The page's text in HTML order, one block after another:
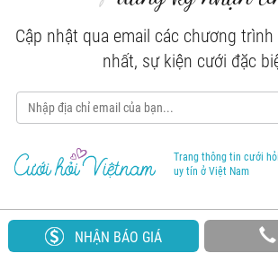
Cập nhật qua email các chương
nhất, sự kiện cưới đặc
NHẬN BÁO GIÁ
Trang thông tin cưới hỏi
uy tín ở Việt Nam